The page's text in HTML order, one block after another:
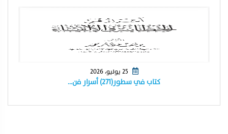
كتاب في سطور(٢٧١) أسرار فن…